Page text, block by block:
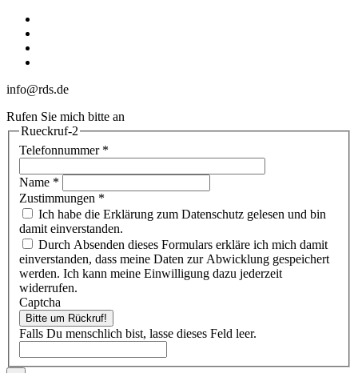
info@rds.de
Rufen Sie mich bitte an
Rueckruf-2
Telefonnummer *
Name *
Zustimmungen *
Ich habe die Erklärung zum Datenschutz gelesen und bin
damit einverstanden.
Durch Absenden dieses Formulars erkläre ich mich damit
einverstanden, dass meine Daten zur Abwicklung gespeichert
werden. Ich kann meine Einwilligung dazu jederzeit
widerrufen.
Captcha
Bitte um Rückruf!
Falls Du menschlich bist, lasse dieses Feld leer.